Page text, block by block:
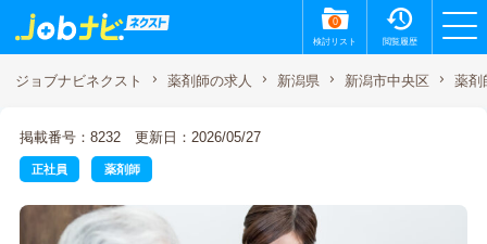
0
検討リスト 閲覧履歴
ジョブナビネクスト 薬剤師の求人 新潟県 新潟市中央区 薬剤
掲載番号：8232 更新日：2026/05/27
正社員 薬剤師